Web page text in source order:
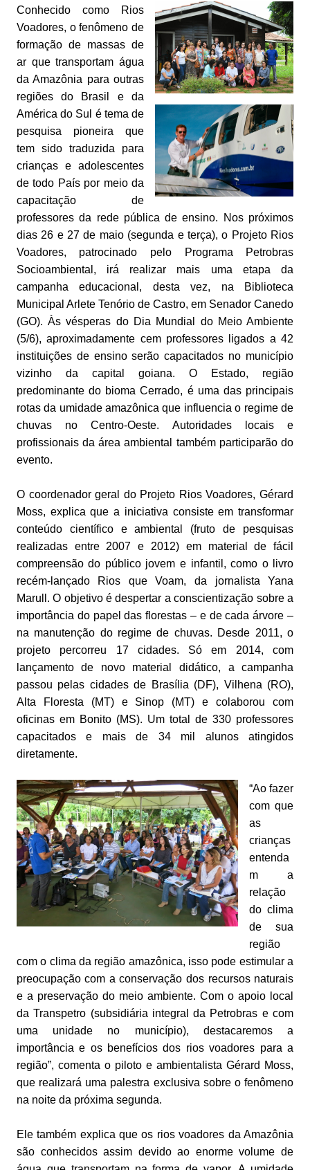
Conhecido como Rios
Voadores, o fenômeno de
formação de massas de
ar que transportam água
da Amazônia para outras
regiões do Brasil e da
América do Sul é tema de
pesquisa pioneira que
tem sido traduzida para
crianças e adolescentes
de todo País por meio da
capacitação de
professores da rede pública de ensino. Nos próximos
dias 26 e 27 de maio (segunda e terça), o Projeto Rios
Voadores, patrocinado pelo Programa Petrobras
Socioambiental, irá realizar mais uma etapa da
campanha educacional, desta vez, na Biblioteca
Municipal Arlete Tenório de Castro, em Senador Canedo
(GO). Às vésperas do Dia Mundial do Meio Ambiente
(5/6), aproximadamente cem professores ligados a 42
instituições de ensino serão capacitados no município
vizinho da capital goiana. O Estado, região
predominante do bioma Cerrado, é uma das principais
rotas da umidade amazônica que influencia o regime de
chuvas no Centro-Oeste. Autoridades locais e
profissionais da área ambiental também participarão do
evento.
O coordenador geral do Projeto Rios Voadores, Gérard
Moss, explica que a iniciativa consiste em transformar
conteúdo científico e ambiental (fruto de pesquisas
realizadas entre 2007 e 2012) em material de fácil
compreensão do público jovem e infantil, como o livro
recém-lançado Rios que Voam, da jornalista Yana
Marull. O objetivo é despertar a conscientização sobre a
importância do papel das florestas – e de cada árvore –
na manutenção do regime de chuvas. Desde 2011, o
projeto percorreu 17 cidades. Só em 2014, com
lançamento de novo material didático, a campanha
passou pelas cidades de Brasília (DF), Vilhena (RO),
Alta Floresta (MT) e Sinop (MT) e colaborou com
oficinas em Bonito (MS). Um total de 330 professores
capacitados e mais de 34 mil alunos atingidos
diretamente.
“Ao fazer
com que
as
crianças
entenda
m a
relação
do clima
de sua
região
com o clima da região amazônica, isso pode estimular a
preocupação com a conservação dos recursos naturais
e a preservação do meio ambiente. Com o apoio local
da Transpetro (subsidiária integral da Petrobras e com
uma unidade no município), destacaremos a
importância e os benefícios dos rios voadores para a
região”, comenta o piloto e ambientalista Gérard Moss,
que realizará uma palestra exclusiva sobre o fenômeno
na noite da próxima segunda.
Ele também explica que os rios voadores da Amazônia
são conhecidos assim devido ao enorme volume de